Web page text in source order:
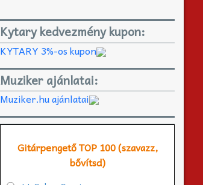
Kytary kedvezmény kupon:
KYTARY 3%-os kupon
Muziker ajánlatai:
Muziker.hu ajánlatai
Gitárpengető TOP 100 (szavazz,
bővítsd)